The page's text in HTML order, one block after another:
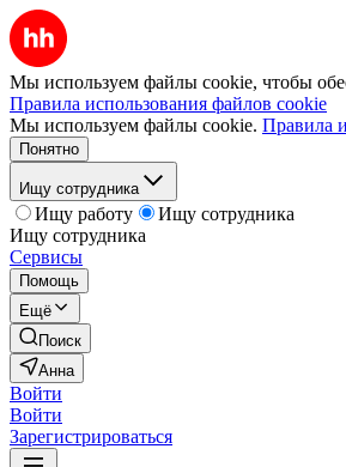
Мы используем файлы cookie, чтобы
Правила использования файлов cookie
Мы используем файлы cookie. Правила
Понятно
Ищу сотрудника
Ищу работу
Ищу сотрудника
Ищу сотрудника
Сервисы
Помощь
Ещё
Поиск
Анна
Войти
Войти
Зарегистрироваться